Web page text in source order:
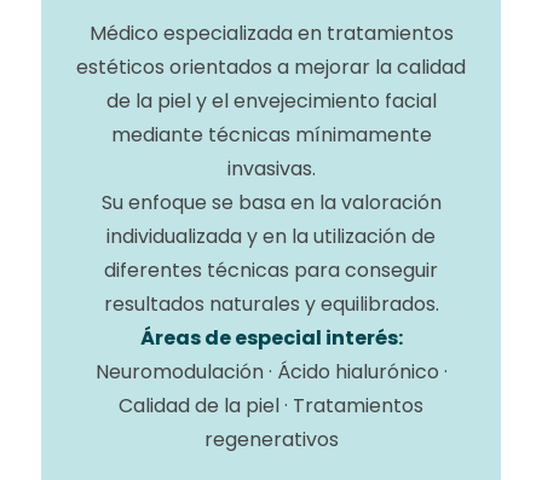
Médico especializada en tratamientos
estéticos orientados a mejorar la calidad
de la piel y el envejecimiento facial
mediante técnicas mínimamente
invasivas.
Su enfoque se basa en la valoración
individualizada y en la utilización de
diferentes técnicas para conseguir
resultados naturales y equilibrados.
Áreas de especial interés:
Neuromodulación · Ácido hialurónico ·
Calidad de la piel · Tratamientos
regenerativos